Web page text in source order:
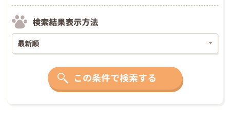
検索結果表示方法
この条件で検索する